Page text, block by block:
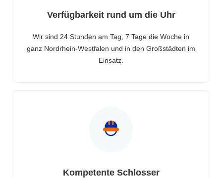
Verfügbarkeit rund um die Uhr
Wir sind 24 Stunden am Tag, 7 Tage die Woche in
ganz Nordrhein-Westfalen und in den Großstädten im
Einsatz.
Kompetente Schlosser